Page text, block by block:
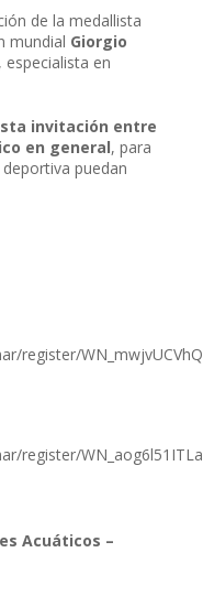
de la medallista
mundial Giorgio
, especialista en
invitación entre
en general, para
puedan
register/
register/
Acuáticos –